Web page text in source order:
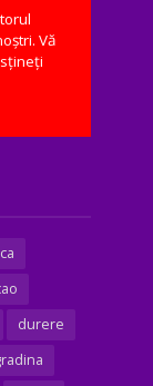
Vă
durere